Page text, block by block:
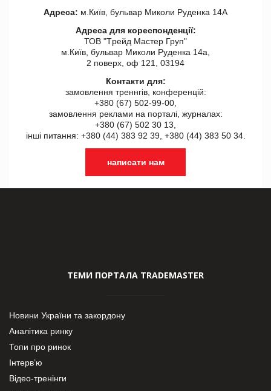
Адреса: м.Київ, бульвар Миколи Руденка 14А
Адреса для кореспонденції:
ТОВ "Tрейд Мастер Груп"
м.Київ, бульвар Миколи Руденка 14а,
2 поверх, оф 121, 03194
Контакти для:
замовлення треннгів, конференцій:
+380 (67) 502-99-00,
замовлення реклами на порталі, журналах:
+380 (67) 502 30 13,
інші питання: +380 (44) 383 92 39, +380 (44) 383 50 34.
написати нам
ТЕМИ ПОРТАЛА TRADEMASTER
Новини України та закордону
Аналітика ринку
Топи про ринок
Інтерв’ю
Відео-тренінги